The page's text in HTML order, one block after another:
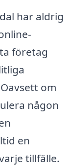
har aldrig
företag
om
någon
en
tillfälle.